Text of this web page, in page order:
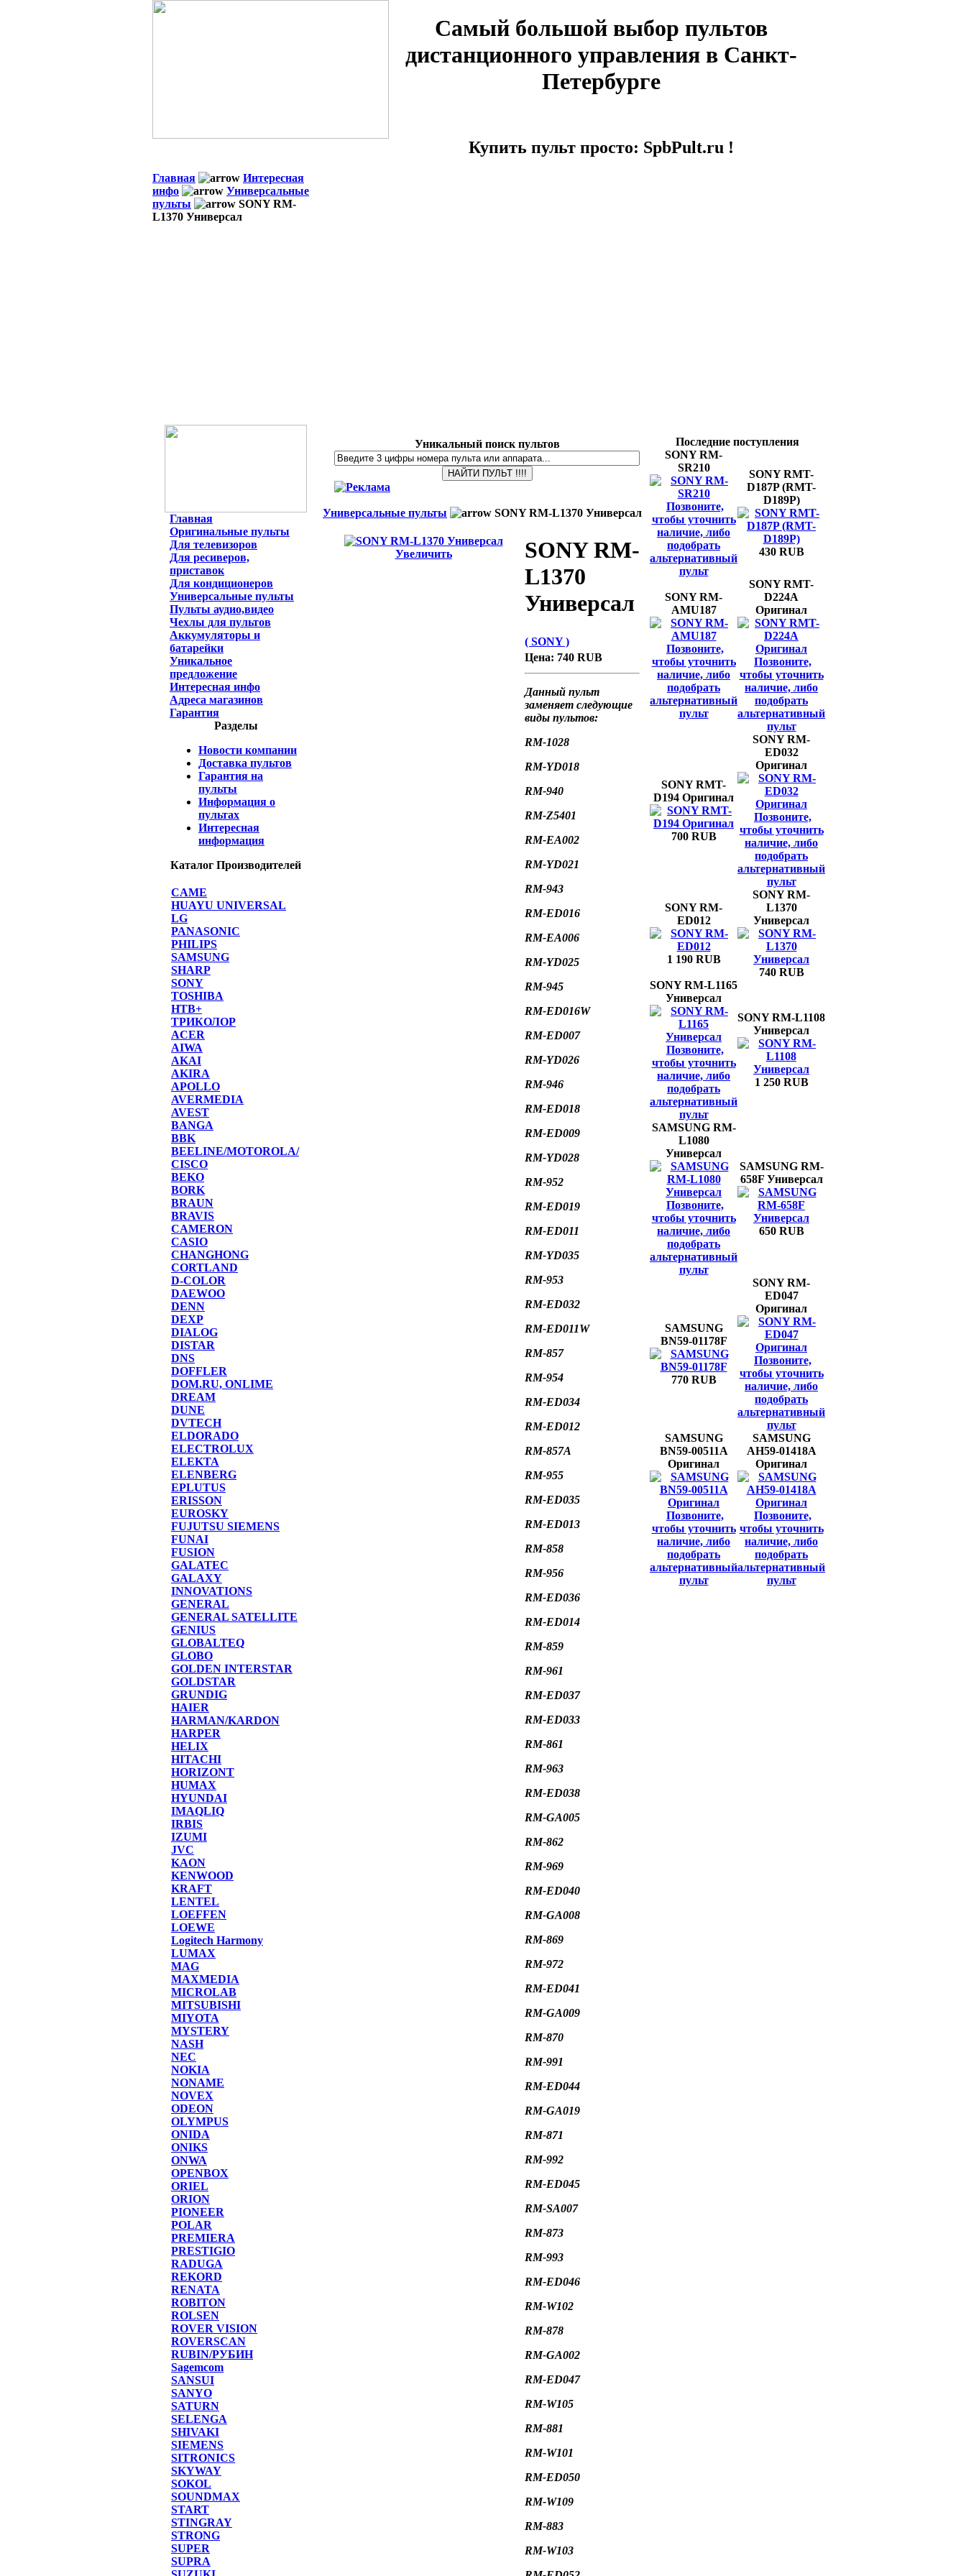
Самый большой выбор пультов
дистанционного управления в Санкт-
Петербурге
Купить пульт просто: SpbPult.ru !
Главная
Интересная
инфо
Универсальные
пульты
SONY RM-
L1370 Универсал
Главная
Оригинальные пульты
Для телевизоров
Для ресиверов,
приставок
Для кондиционеров
Универсальные пульты
Пульты аудио,видео
Чехлы для пультов
Аккумуляторы и
батарейки
Уникальное
предложение
Интересная инфо
Адреса магазинов
Гарантия
Разделы
Новости компании
Доставка пультов
Гарантия на
пульты
Информация о
пультах
Интересная
информация
Каталог Производителей
CAME
HUAYU UNIVERSAL
LG
PANASONIC
PHILIPS
SAMSUNG
SHARP
SONY
TOSHIBA
НТВ+
ТРИКОЛОР
ACER
AIWA
AKAI
AKIRA
APOLLO
AVERMEDIA
AVEST
BANGA
BBK
BEELINE/MOTOROLA/
CISCO
BEKO
BORK
BRAUN
BRAVIS
CAMERON
CASIO
CHANGHONG
CORTLAND
D-COLOR
DAEWOO
DENN
DEXP
DIALOG
DISTAR
DNS
DOFFLER
DOM.RU, ONLIME
DREAM
DUNE
DVTECH
ELDORADO
ELECTROLUX
ELEKTA
ELENBERG
EPLUTUS
ERISSON
EUROSKY
FUJUTSU SIEMENS
FUNAI
FUSION
GALATEC
GALAXY
INNOVATIONS
GENERAL
GENERAL SATELLITE
GENIUS
GLOBALTEQ
GLOBO
GOLDEN INTERSTAR
GOLDSTAR
GRUNDIG
HAIER
HARMAN/KARDON
HARPER
HELIX
HITACHI
HORIZONT
HUMAX
HYUNDAI
IMAQLIQ
IRBIS
IZUMI
JVC
KAON
KENWOOD
KRAFT
LENTEL
LOEFFEN
LOEWE
Logitech Harmony
LUMAX
MAG
MAXMEDIA
MICROLAB
MITSUBISHI
MIYOTA
MYSTERY
NASH
NEC
NOKIA
NONAME
NOVEX
ODEON
OLYMPUS
ONIDA
ONIKS
ONWA
OPENBOX
ORIEL
ORION
PIONEER
POLAR
PREMIERA
PRESTIGIO
RADUGA
REKORD
RENATA
ROBITON
ROLSEN
ROVER VISION
ROVERSCAN
RUBIN/РУБИН
Sagemcom
SANSUI
SANYO
SATURN
SELENGA
SHIVAKI
SIEMENS
SITRONICS
SKYWAY
SOKOL
SOUNDMAX
START
STINGRAY
STRONG
SUPER
SUPRA
Уникальный поиск пультов
Универсальные пульты SONY RM-L1370 Универсал
Увеличить
SONY RM-
L1370
Универсал
( SONY )
Цена: 740 RUB
Данный пульт
заменяет следующие
виды пультов:
RM-1028
RM-YD018
RM-940
RM-Z5401
RM-EA002
RM-YD021
RM-943
RM-ED016
RM-EA006
RM-YD025
RM-945
RM-ED016W
RM-ED007
RM-YD026
RM-946
RM-ED018
RM-ED009
RM-YD028
RM-952
RM-ED019
RM-ED011
RM-YD035
RM-953
RM-ED032
RM-ED011W
RM-857
RM-954
RM-ED034
RM-ED012
RM-857A
RM-955
RM-ED035
RM-ED013
RM-858
RM-956
RM-ED036
RM-ED014
RM-859
RM-961
RM-ED037
RM-ED033
RM-861
RM-963
RM-ED038
RM-GA005
RM-862
RM-969
RM-ED040
RM-GA008
RM-869
RM-972
RM-ED041
RM-GA009
RM-870
RM-991
RM-ED044
RM-GA019
RM-871
RM-992
RM-ED045
RM-SA007
RM-873
RM-993
RM-ED046
RM-W102
RM-878
RM-GA002
RM-ED047
RM-W105
RM-881
RM-W101
RM-ED050
RM-W109
RM-883
RM-W103
Последние поступления
SONY RM-
SR210
Позвоните,
чтобы уточнить
наличие, либо
подобрать
альтернативный
пульт
SONY RMT-
D187P (RMT-
D189P)
430 RUB
SONY RM-
AMU187
Позвоните,
чтобы уточнить
наличие, либо
подобрать
альтернативный
пульт
SONY RMT-
D224A
Оригинал
Позвоните,
чтобы уточнить
наличие, либо
подобрать
альтернативный
пульт
SONY RMT-
D194 Оригинал
700 RUB
SONY RM-
ED032
Оригинал
Позвоните,
чтобы уточнить
наличие, либо
подобрать
альтернативный
пульт
SONY RM-
ED012
1 190 RUB
SONY RM-
L1370
Универсал
740 RUB
SONY RM-L1165
Универсал
Позвоните,
чтобы уточнить
наличие, либо
подобрать
альтернативный
пульт
SONY RM-L1108
Универсал
1 250 RUB
SAMSUNG RM-
L1080
Универсал
Позвоните,
чтобы уточнить
наличие, либо
подобрать
альтернативный
пульт
SAMSUNG RM-
658F Универсал
650 RUB
SAMSUNG
BN59-01178F
770 RUB
SONY RM-
ED047
Оригинал
Позвоните,
чтобы уточнить
наличие, либо
подобрать
альтернативный
пульт
SAMSUNG
BN59-00511A
Оригинал
Позвоните,
чтобы уточнить
наличие, либо
подобрать
альтернативный
пульт
SAMSUNG
AH59-01418A
Оригинал
Позвоните,
чтобы уточнить
наличие, либо
подобрать
альтернативный
пульт